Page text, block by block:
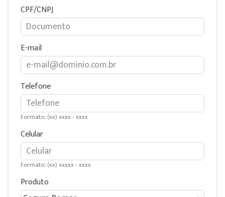
CPF/CNPJ
E-mail
Telefone
Formato: (xx) xxxx - xxxx
Celular
Formato: (xx) xxxxx - xxxx
Produto